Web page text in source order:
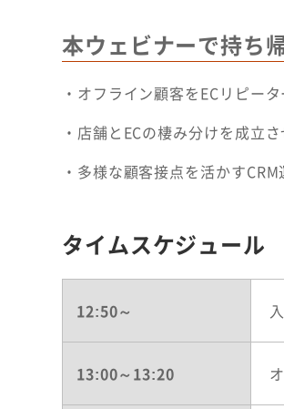
本ウェビナーで持ち
・オフライン顧客をECリピー
・店舗とECの棲み分けを成立
・多様な顧客接点を活かす
タイムスケジュール
12:50～
13:00～13:20